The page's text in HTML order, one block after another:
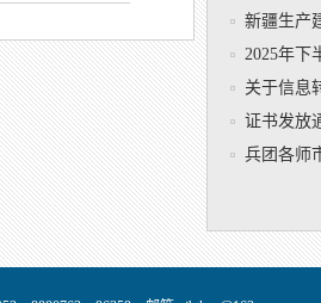
新疆生产
2025年下
关于信息
证书发放
兵团各师